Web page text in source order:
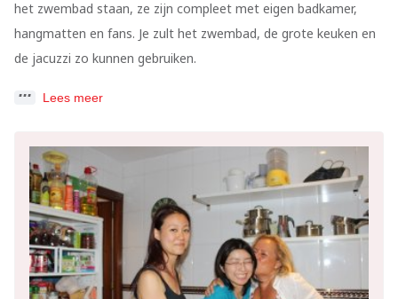
het zwembad staan, ze zijn compleet met eigen badkamer,
hangmatten en fans. Je zult het zwembad, de grote keuken en
de jacuzzi zo kunnen gebruiken.
Lees meer